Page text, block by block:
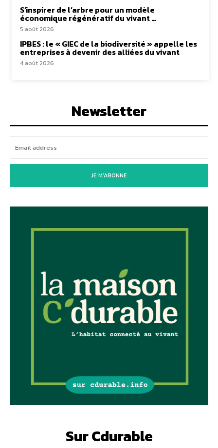
S’inspirer de l’arbre pour un modèle
économique régénératif du vivant …
5 août 2026
IPBES : le « GIEC de la biodiversité » appelle les
entreprises à devenir des alliées du vivant
4 août 2026
Newsletter
JE M'ABONNE
Sur Cdurable